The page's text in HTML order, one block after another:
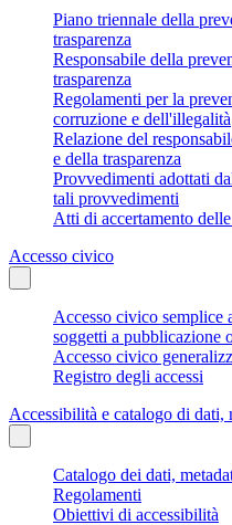
Piano triennale della
trasparenza
Responsabile della
trasparenza
Regolamenti per la
corruzione e dell'illegalità
Relazione del
e della trasparenza
Provvedimenti adottati
tali provvedimenti
Atti di accertamento
Accesso civico
Accesso civico semplice
soggetti a pubblicazione
Accesso civico
Registro degli accessi
Accessibilità e catalogo di dati,
Catalogo dei dati,
Regolamenti
Obiettivi di accessibilità